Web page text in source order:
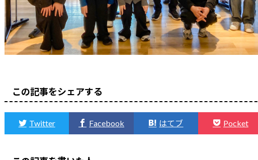
この記事をシェアする
Twitter Facebook はてブ Pocket